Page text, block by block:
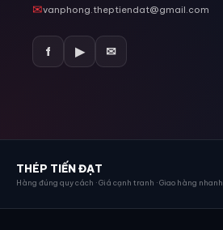
✉vanphong.theptiendat@gmail.com
f ▶ ✉
THÉP TIẾN ĐẠT
Hàng đúng quy cách · Giá cạnh tranh · Giao hàng nhanh